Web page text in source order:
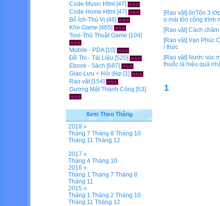
[Rao vặt] ônTôn 3
o mái tôn công trình
[Rao vặt] Cách
[Rao vặt] Vạn Phúc
í thức
[Rao vặt] Nước súc
thuốc lá hiệu quả
1
Code Music Html [47]
Code Home Html [47]
Bổ Ích-Thú Vị [46]
Kho Game [465]
Tool-Thủ Thuật Game [104]
Mobile - PDA[10]
Đề Thi - Tài Liệu [520]
Ebook - Sách [687]
Giao Lưu + Hỏi đáp [1]
Rao vặt[154]
Gương Mặt Thành Công [53]
Xem Theo Tháng
2018 »
Tháng 7 Tháng 8 Tháng 10
Tháng 11 Tháng 12
2017 »
Tháng 4 Tháng 10
2016 »
Tháng 1 Tháng 7 Tháng 8
Tháng 11
2015 »
Tháng 1 Tháng 2 Tháng 10
Tháng 11 Tháng 12